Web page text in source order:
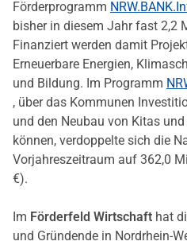
Förderprogramm
bisher in diesem Jahr fast 2,2
Finanziert werden damit
Erneuerbare Energien,
und Bildung. Im Programm
, über das Kommunen
und den Neubau von Kitas
können, verdoppelte sich die
Vorjahreszeitraum auf 362,0
€).
Im Förderfeld Wirtschaft hat
und Gründende in Nordrhein-